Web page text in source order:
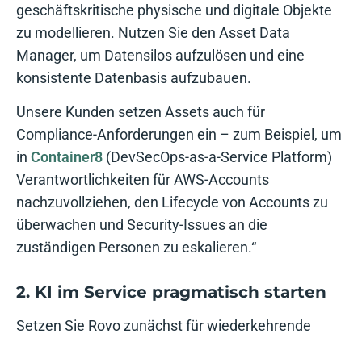
geschäftskritische physische und digitale Objekte
zu modellieren. Nutzen Sie den Asset Data
Manager, um Datensilos aufzulösen und eine
konsistente Datenbasis aufzubauen.
Unsere Kunden setzen Assets auch für
Compliance-Anforderungen ein – zum Beispiel, um
in Container8 (DevSecOps-as-a-Service Platform)
Verantwortlichkeiten für AWS-Accounts
nachzuvollziehen, den Lifecycle von Accounts zu
überwachen und Security-Issues an die
zuständigen Personen zu eskalieren.“
2. KI im Service pragmatisch starten
Setzen Sie Rovo zunächst für wiederkehrende